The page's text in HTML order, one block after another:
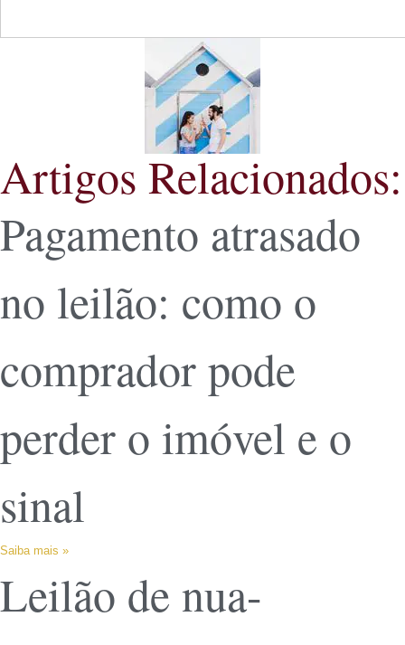
Artigos Relacionados:
Pagamento atrasado
no leilão: como o
comprador pode
perder o imóvel e o
sinal
Saiba mais »
Leilão de nua-